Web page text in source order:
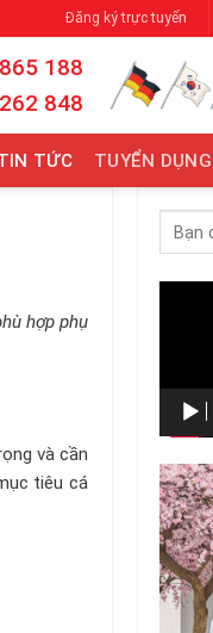
Đăng ký trực tuyến
188
848
TỨC TUYỂN DỤNG
hợp phụ
và cần
tiêu cá